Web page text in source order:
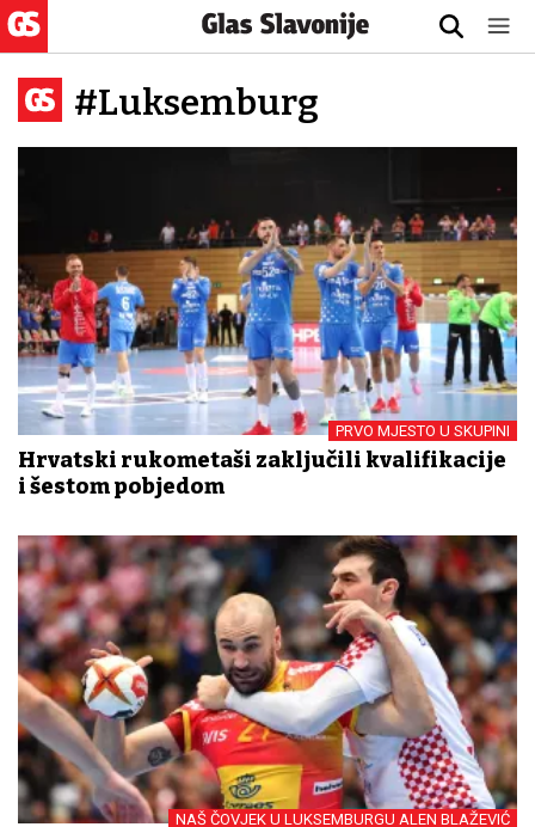
#Luksemburg
PRVO MJESTO U SKUPINI
Hrvatski rukometaši zaključili kvalifikacije
i šestom pobjedom
NAŠ ČOVJEK U LUKSEMBURGU ALEN BLAŽEVIĆ